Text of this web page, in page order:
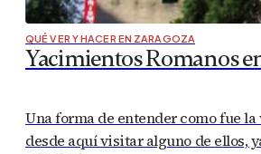
QUÉ VER Y HACER EN ZARAGOZA
Yacimientos Romanos
Una forma de entender como fue
desde aquí visitar alguno de ellos,